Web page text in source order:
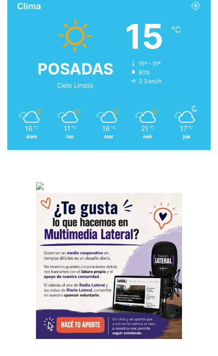
Clima
POSADAS
Cielo Limpio
15 ℃
15º - 15º
80%
2.3 km/h
16 ℃
dom
11 ℃
lun
16 ℃
mar
21 ℃
mié
17 ℃
jue